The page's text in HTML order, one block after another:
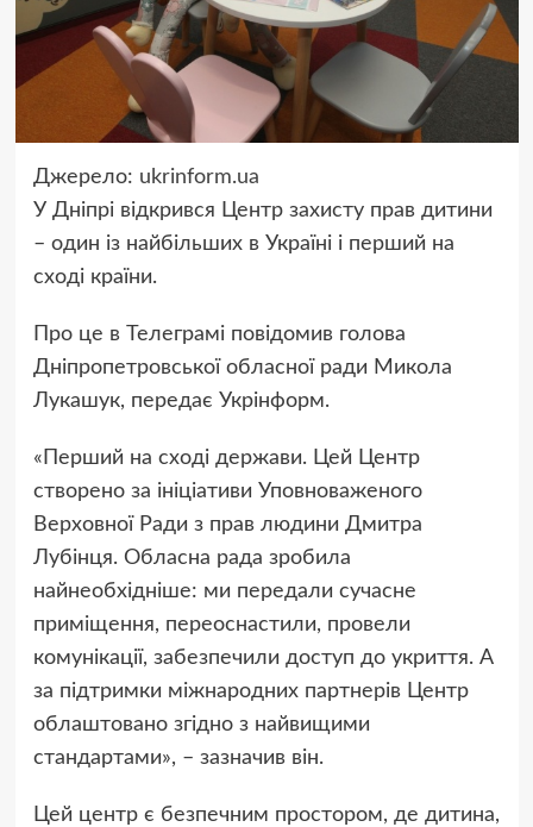
Джерело: ukrinform.ua
У Дніпрі відкрився Центр захисту прав дитини
– один із найбільших в Україні і перший на
сході країни.
Про це в Телеграмі повідомив голова
Дніпропетровської обласної ради Микола
Лукашук, передає Укрінформ.
«Перший на сході держави. Цей Центр
створено за ініціативи Уповноваженого
Верховної Ради з прав людини Дмитра
Лубінця. Обласна рада зробила
найнеобхідніше: ми передали сучасне
приміщення, переоснастили, провели
комунікації, забезпечили доступ до укриття. А
за підтримки міжнародних партнерів Центр
облаштовано згідно з найвищими
стандартами», – зазначив він.
Цей центр є безпечним простором, де дитина,